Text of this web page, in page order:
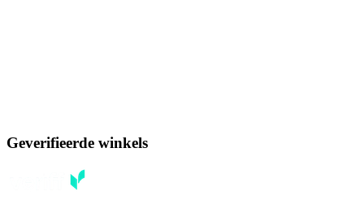
Geverifieerde winkels